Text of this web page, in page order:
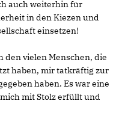
auch weiterhin für
in den Kiezen und
einsetzen!
den vielen Menschen, die
haben, mir tatkräftig zur
haben. Es war eine
mit Stolz erfüllt und